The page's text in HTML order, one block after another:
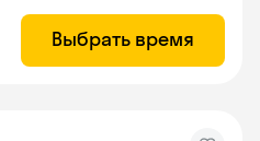
Выбрать время